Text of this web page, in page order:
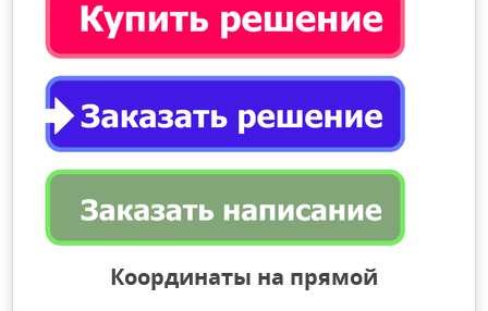
Координаты на прямой